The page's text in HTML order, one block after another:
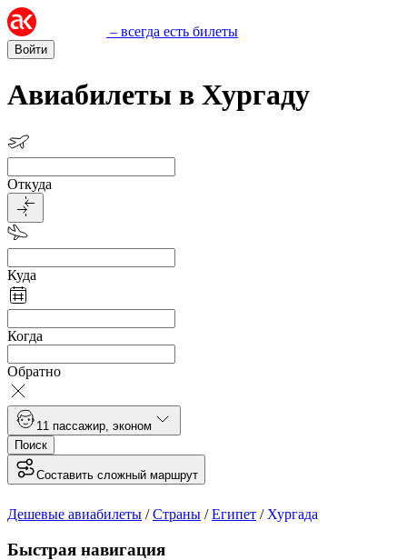
– всегда есть билеты
Войти
Авиабилеты в Хургаду
Откуда
Куда
Когда
Обратно
1 1 пассажир эконом
Поиск
Составить сложный маршрут
Дешевые авиабилеты /Страны /Египет / Хургада
Быстрая навигация